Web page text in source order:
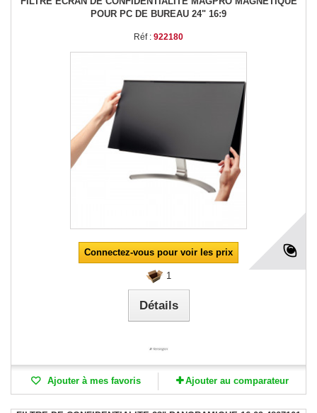
POUR PC DE BUREAU 24" 16:9
Réf : 922180
Connectez-vous pour voir les prix
1
Détails
Ajouter à mes favoris Ajouter au comparateur